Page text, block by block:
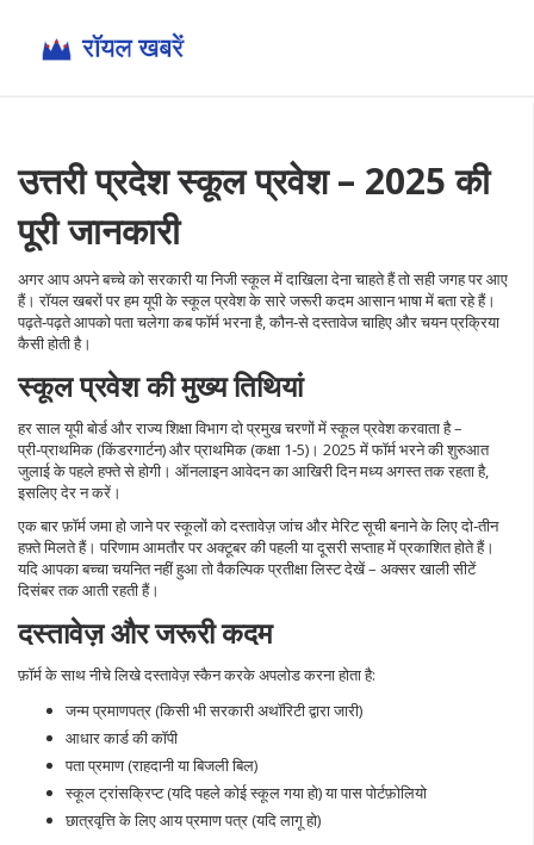
उत्तरी प्रदेश स्कूल प्रवेश – 2025 की
पूरी जानकारी
अगर आप अपने बच्चे को सरकारी या निजी स्कूल में दाखिला देना चाहते हैं तो सही जगह पर आए
हैं। रॉयल खबरों पर हम यूपी के स्कूल प्रवेश के सारे जरूरी कदम आसान भाषा में बता रहे हैं।
पढ़ते‑पढ़ते आपको पता चलेगा कब फॉर्म भरना है, कौन‑से दस्तावेज चाहिए और चयन प्रक्रिया
कैसी होती है।
स्कूल प्रवेश की मुख्य तिथियां
हर साल यूपी बोर्ड और राज्य शिक्षा विभाग दो प्रमुख चरणों में स्कूल प्रवेश करवाता है –
प्री‑प्राथमिक (किंडरगार्टन) और प्राथमिक (कक्षा 1‑5)। 2025 में फॉर्म भरने की शुरुआत
जुलाई के पहले हफ्ते से होगी। ऑनलाइन आवेदन का आखिरी दिन मध्य अगस्त तक रहता है,
इसलिए देर न करें।
एक बार फ़ॉर्म जमा हो जाने पर स्कूलों को दस्तावेज़ जांच और मेरिट सूची बनाने के लिए दो‑तीन
हफ़्ते मिलते हैं। परिणाम आमतौर पर अक्टूबर की पहली या दूसरी सप्ताह में प्रकाशित होते हैं।
यदि आपका बच्चा चयनित नहीं हुआ तो वैकल्पिक प्रतीक्षा लिस्ट देखें – अक्सर खाली सीटें
दिसंबर तक आती रहती हैं।
दस्तावेज़ और जरूरी कदम
फ़ॉर्म के साथ नीचे लिखे दस्तावेज़ स्कैन करके अपलोड करना होता है:
जन्म प्रमाणपत्र (किसी भी सरकारी अथॉरिटी द्वारा जारी)
आधार कार्ड की कॉपी
पता प्रमाण (राहदानी या बिजली बिल)
स्कूल ट्रांसक्रिप्ट (यदि पहले कोई स्कूल गया हो) या पास पोर्टफ़ोलियो
छात्रवृत्ति के लिए आय प्रमाण पत्र (यदि लागू हो)